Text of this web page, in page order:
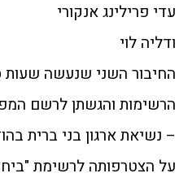
עדי פרילינג אנקורי
ודליה לוי
החיבור השני שנעשה שעות
הרשימות והגשתן לרשם
– נשיאת ארגון בני ברית
על הצטרפותה לרשימת